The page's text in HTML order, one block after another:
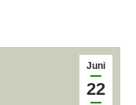
Juni
22